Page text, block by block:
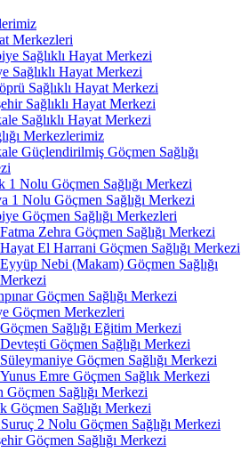
Merkezleri
Sağlıklı Hayat Merkezi
Sağlıklı Hayat Merkezi
Sağlıklı Hayat Merkezi
Sağlıklı Hayat Merkezi
Sağlıklı Hayat Merkezi
Merkezlerimiz
Güçlendirilmiş Göçmen Sağlığı
1 Nolu Göçmen Sağlığı Merkezi
1 Nolu Göçmen Sağlığı Merkezi
Göçmen Sağlığı Merkezleri
Fatma Zehra Göçmen Sağlığı Merkezi
Hayat El Harrani Göçmen Sağlığı Merkezi
Eyyüp Nebi (Makam) Göçmen Sağlığı
Merkezi
Göçmen Sağlığı Merkezi
Göçmen Merkezleri
Göçmen Sağlığı Eğitim Merkezi
Devteşti Göçmen Sağlığı Merkezi
Süleymaniye Göçmen Sağlığı Merkezi
Yunus Emre Göçmen Sağlık Merkezi
Göçmen Sağlığı Merkezi
Göçmen Sağlığı Merkezi
2 Nolu Göçmen Sağlığı Merkezi
Göçmen Sağlığı Merkezi